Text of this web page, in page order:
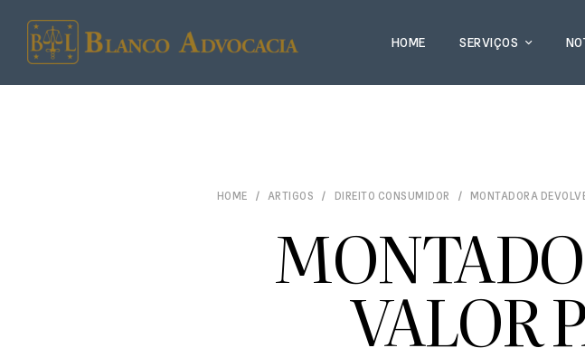
HOME SERVIÇOS
HOME ARTIGOS DIREITO CONSUMIDOR MONTADORA
VALOR